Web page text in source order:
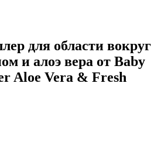
для области вокруг
и алоэ вера от Baby
Aloe Vera & Fresh